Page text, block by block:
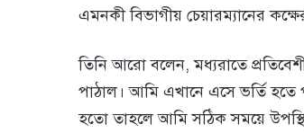
এমনকী বিভাগীয় চেয়ারম্যানের
তিনি আরো বলেন, মধ্যরাতে
পাঠাল। আমি এখানে এসে ভর্তি
হতো তাহলে আমি সঠিক সময়ে